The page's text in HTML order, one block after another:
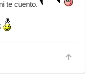
te cuento.